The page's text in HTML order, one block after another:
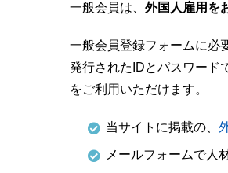
一般会員は、 外国人雇用を
一般会員登録フォームに必
発行されたIDとパスワード
をご利用いただけます。
当サイトに掲載の、
メールフォームで人